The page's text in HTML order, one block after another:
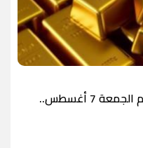
ارتفاع أسعار الذهب في مصر اليوم الجمعة 7 أغسطس..